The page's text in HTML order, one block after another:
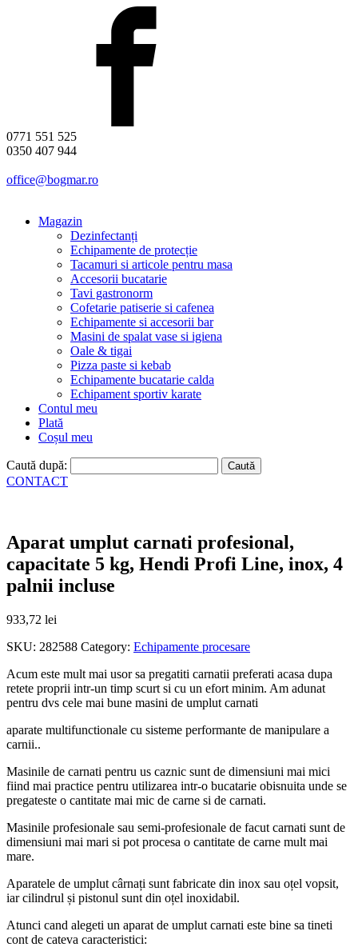
0771 551 525
0350 407 944
office@bogmar.ro
Magazin
Dezinfectanți
Echipamente de protecție
Tacamuri si articole pentru masa
Accesorii bucatarie
Tavi gastronorm
Cofetarie patiserie si cafenea
Echipamente si accesorii bar
Masini de spalat vase si igiena
Oale & tigai
Pizza paste si kebab
Echipamente bucatarie calda
Echipament sportiv karate
Contul meu
Plată
Coșul meu
Caută după:
CONTACT
Aparat umplut carnati profesional,
capacitate 5 kg, Hendi Profi Line, inox, 4
palnii incluse
933,72 lei
SKU: 282588 Category: Echipamente procesare
Acum este mult mai usor sa pregatiti carnatii preferati acasa dupa
retete proprii intr-un timp scurt si cu un efort minim. Am adunat
pentru dvs cele mai bune masini de umplut carnati
aparate multifunctionale cu sisteme performante de manipulare a
carnii..
Masinile de carnati pentru us caznic sunt de dimensiuni mai mici
fiind mai practice pentru utilizarea intr-o bucatarie obisnuita unde se
pregateste o cantitate mai mic de carne si de carnati.
Masinile profesionale sau semi-profesionale de facut carnati sunt de
dimensiuni mai mari si pot procesa o cantitate de carne mult mai
mare.
Aparatele de umplut cârnați sunt fabricate din inox sau oțel vopsit,
iar cilindrul și pistonul sunt din oțel inoxidabil.
Atunci cand alegeti un aparat de umplut carnati este bine sa tineti
cont de cateva caracteristici: